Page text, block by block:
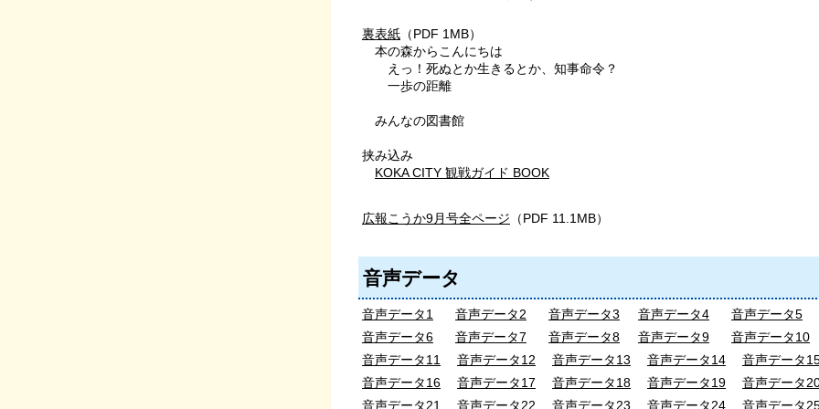
裏表紙 （PDF 1MB）
本の森からこんにちは
えっ！死ぬとか生きるとか、知事命令？
一歩の距離
みんなの図書館
挟み込み
KOKA CITY 観戦ガイド BOOK
広報こうか9月号全ページ （PDF 11.1MB）
音声データ
音声データ1 音声データ2 音声データ3 音声データ4
音声データ5
音声データ6
音声データ7 音声データ8 音声データ9
音声データ10
音声データ11
音声データ12 音声データ13 音声データ14
音声データ
音声データ16
音声データ17 音声データ18 音声データ19
音声データ
音声データ21
音声データ22 音声データ23 音声データ24 音声データ